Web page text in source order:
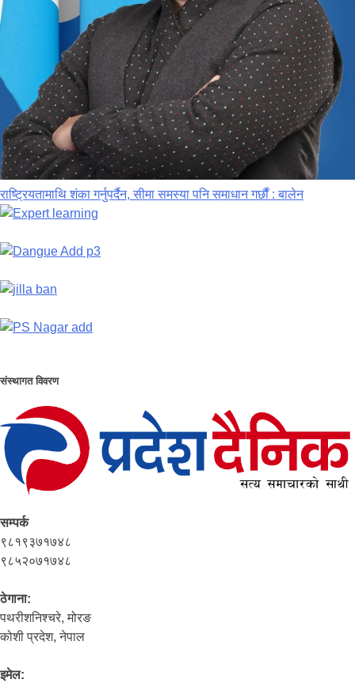
राष्ट्रियतामाथि शंका गर्नुपर्दैन, सीमा समस्या पनि समाधान गर्छौं : बालेन
संस्थागत विवरण
सम्पर्क
९८१९३७१७४८
९८५२०७१७४८
ठेगाना:
पथरीशनिश्‍चरे, मोरङ
कोशी प्रदेश, नेपाल
इमेल: